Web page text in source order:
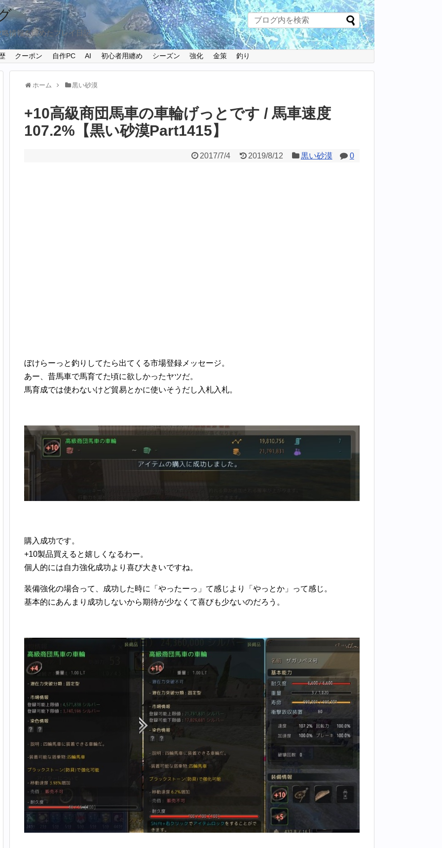
情報を纏めたプレイ日記
クーポン 自作PC AI 初心者用纏め シーズン 強化 金策 釣り
ホーム 黒い砂漠
+10高級商団馬車の車輪げっとです / 馬車速度
107.2%【黒い砂漠Part1415】
2017/7/4 2019/8/12 黒い砂漠 0
ぼけらーっと釣りしてたら出てくる市場登録メッセージ。
あー、昔馬車で馬育てた頃に欲しかったヤツだ。
馬育成では使わないけど貿易とかに使いそうだし入札入札。
購入成功です。
+10製品買えると嬉しくなるわー。
個人的には自力強化成功より喜び大きいですね。
装備強化の場合って、成功した時に「やったーっ」て感じより「やっとか」って感じ。
基本的にあんまり成功しないから期待が少なくて喜びも少ないのだろう。